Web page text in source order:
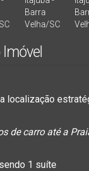
localização
de carro até a
1 suíte